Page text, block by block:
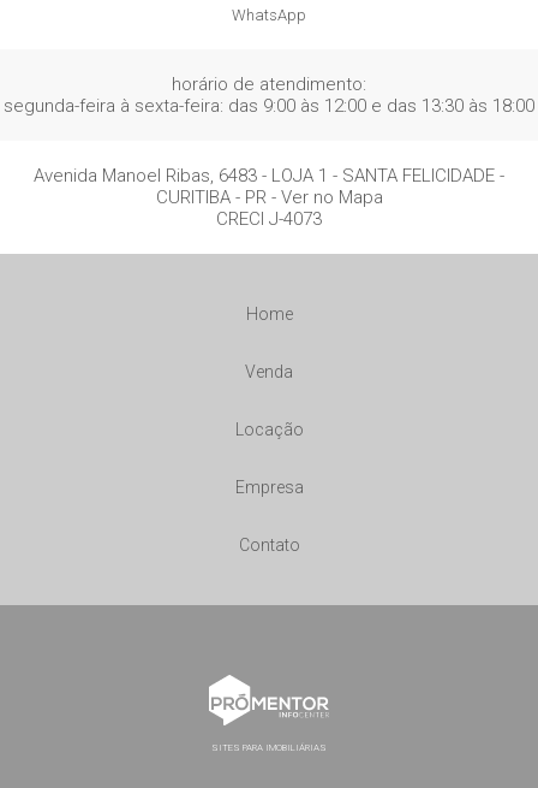
WhatsApp
horário de atendimento:
segunda-feira à sexta-feira: das 9:00 às 12:00 e das 13:30 às 18:00
Avenida Manoel Ribas, 6483 - LOJA 1 - SANTA FELICIDADE -
CURITIBA- PR- Ver no Mapa
CRECI J-4073
Home
Venda
Locação
Empresa
Contato
SITES PARA IMOBILIÁRIAS